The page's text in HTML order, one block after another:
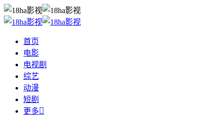
首页
电影
电视剧
综艺
动漫
短剧
更多